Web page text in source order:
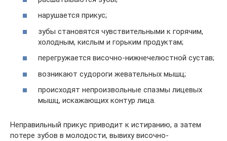
нарушается прикус;
зубы становятся чувствительными к горячим,
холодным, кислым и горьким продуктам;
перегружается височно-нижнечелюстной сустав;
возникают судороги жевательных мышц;
происходят непроизвольные спазмы лицевых
мышц, искажающих контур лица.
Неправильный прикус приводит к истиранию, а затем
потере зубов в молодости, вывиху височно-